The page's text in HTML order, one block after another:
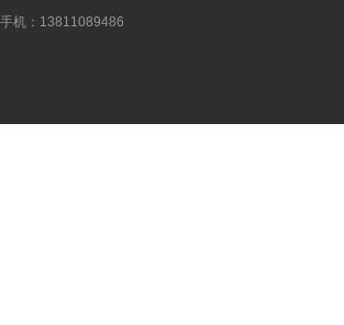
手机：13811089486